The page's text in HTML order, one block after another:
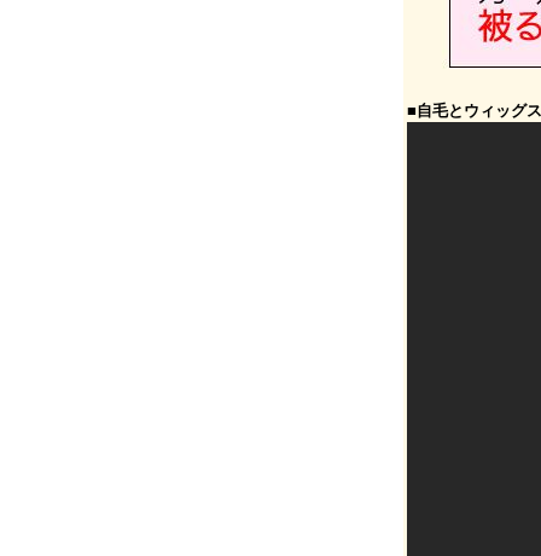
■自毛とウィッグ